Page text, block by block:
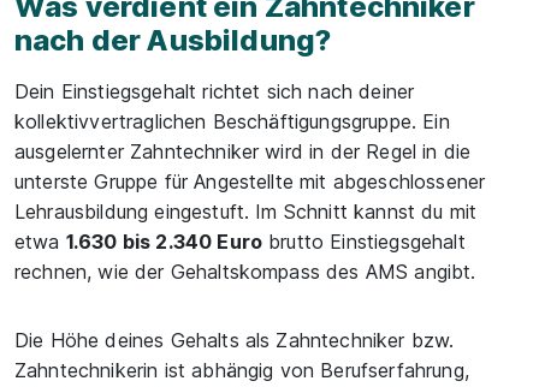
nach der Ausbildung?
Dein Einstiegsgehalt richtet sich nach deiner
kollektivvertraglichen Beschäftigungsgruppe. Ein
ausgelernter Zahntechniker wird in der Regel in die
unterste Gruppe für Angestellte mit abgeschlossener
Lehrausbildung eingestuft. Im Schnitt kannst du mit
etwa 1.630 bis 2.340 Euro brutto Einstiegsgehalt
rechnen, wie der Gehaltskompass des AMS angibt.
Die Höhe deines Gehalts als Zahntechniker bzw.
Zahntechnikerin ist abhängig von Berufserfahrung,